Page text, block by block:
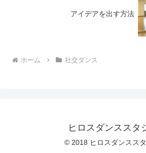
アイデアを出す方法
ホーム 社交ダンス
ヒロスダンススタ
© 2018 ヒロスダンスス